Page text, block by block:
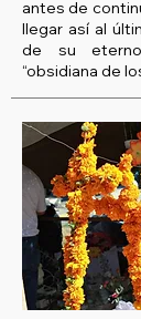
antes de
llegar así al
de su eterno
“obsidiana de